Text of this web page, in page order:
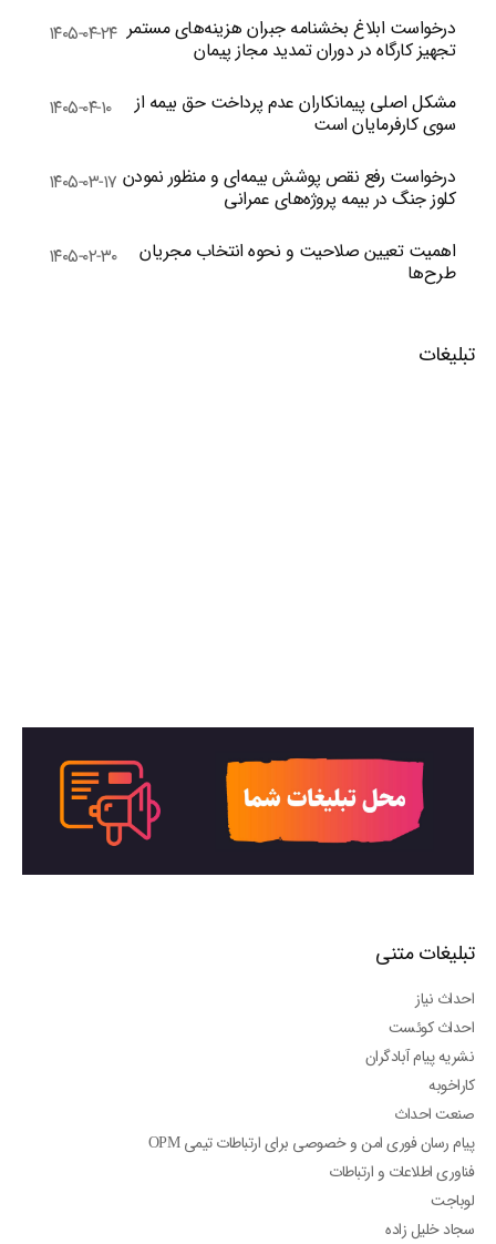
درخواست ابلاغ بخشنامه جبران هزینه‌های مستمر
تجهیز کارگاه در دوران تمدید مجاز پیمان
۱۴۰۵-۰۴-۲۴
مشکل اصلی پیمانکاران عدم پرداخت حق بیمه از
سوی کارفرمایان است
۱۴۰۵-۰۴-۱۰
درخواست رفع نقص پوشش بیمه‌ای و منظور نمودن
کلوز جنگ در بیمه پروژه‌های عمرانی
۱۴۰۵-۰۳-۱۷
اهمیت تعیین صلاحیت و نحوه انتخاب مجریان
طرح‌ها
۱۴۰۵-۰۲-۳۰
تبلیغات
تبلیغات متنی
احداث نیاز
احداث کوئست
نشریه پیام آبادگران
کاراخوبه
صنعت احداث
پیام رسان فوری امن و خصوصی برای ارتباطات تیمی OPM
فناوری اطلاعات و ارتباطات
لوباجت
سجاد خلیل زاده